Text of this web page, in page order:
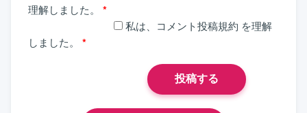
理解しました。
*
私は、 コメント投稿規約 を理解
しました。
*